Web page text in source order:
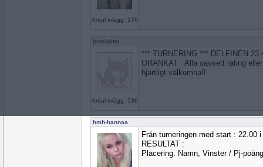
Antal inlägg: 176
betabritta
Antal inlägg: 536
*** TURNERING *** DELFINEN
ORANKAT . Alla oavsett rating
hjärtligt välkomna!!
hmh-hannaa
Från turneringen med start : 22.00
RESULTAT :
Placering. Namn, Vinster / Pj-poäng